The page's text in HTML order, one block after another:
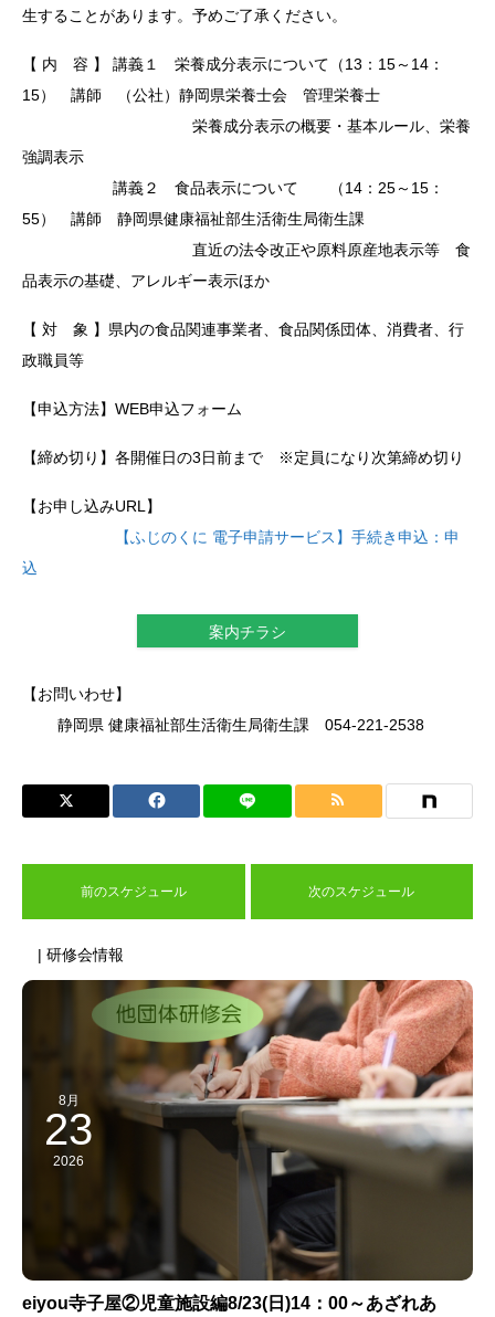
生することがあります。予めご了承ください。
【 内 容 】 講義１ 栄養成分表示について（13：15～14：
15） 講師 （公社）静岡県栄養士会 管理栄養士
栄養成分表示の概要・基本ルール、栄養
強調表示
講義２ 食品表示について （14：25～15：
55） 講師 静岡県健康福祉部生活衛生局衛生課
直近の法令改正や原料原産地表示等 食
品表示の基礎、アレルギー表示ほか
【 対 象 】県内の食品関連事業者、食品関係団体、消費者、行
政職員等
【申込方法】WEB申込フォーム
【締め切り】各開催日の3日前まで ※定員になり次第締め切り
【お申し込みURL】
【ふじのくに 電子申請サービス】手続き申込：申
込
案内チラシ
【お問いわせ】
静岡県 健康福祉部生活衛生局衛生課 054-221-2538
前のスケジュール 次のスケジュール
| 研修会情報
8月
23
2026
eiyou寺子屋②児童施設編8/23(日)14：00～あざれあ